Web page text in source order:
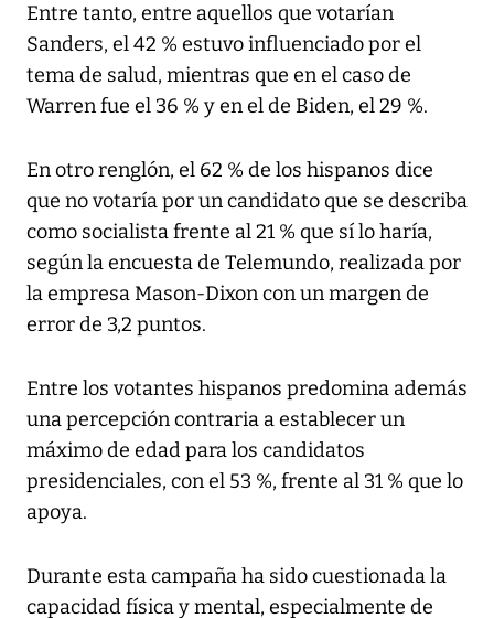
Entre tanto, entre aquellos que votarían
Sanders, el 42 % estuvo influenciado por el
tema de salud, mientras que en el caso de
Warren fue el 36 % y en el de Biden, el 29 %.
En otro renglón, el 62 % de los hispanos dice
que no votaría por un candidato que se describa
como socialista frente al 21 % que sí lo haría,
según la encuesta de Telemundo, realizada por
la empresa Mason-Dixon con un margen de
error de 3,2 puntos.
Entre los votantes hispanos predomina además
una percepción contraria a establecer un
máximo de edad para los candidatos
presidenciales, con el 53 %, frente al 31 % que lo
apoya.
Durante esta campaña ha sido cuestionada la
capacidad física y mental, especialmente de